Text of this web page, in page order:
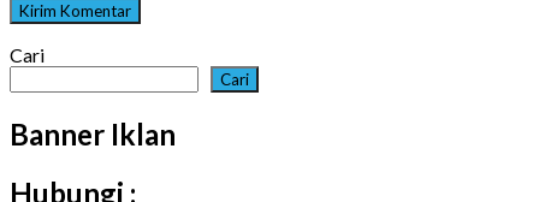
Cari
Cari
Banner Iklan
Hubungi :